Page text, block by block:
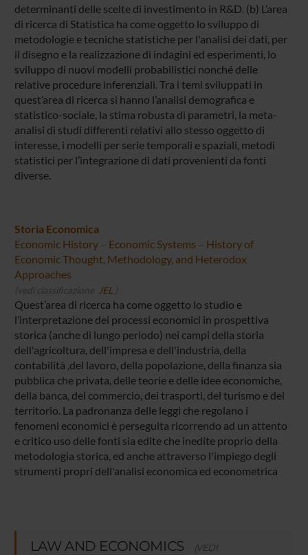
determinanti delle scelte di investimento in R&D. (b) L’area
di ricerca di Statistica ha come oggetto lo sviluppo di
metodologie e tecniche statistiche per l'analisi dei dati, per
il disegno e la realizzazione di indagini ed esperimenti, lo
sviluppo di nuovi modelli probabilistici nonché delle
relative procedure inferenziali. Tra i temi sviluppati in
quest’area di ricerca si hanno l’analisi demografica e
statistico-sociale, la stima robusta di parametri, la meta-
analisi di studi differenti relativi allo stesso oggetto di
interesse, i modelli per serie temporali e spaziali, metodi
statistici per l’integrazione di dati provenienti da fonti
diverse.
Storia Economica
Economic History – Economic Systems – History of
Economic Thought, Methodology, and Heterodox
Approaches
(vedi classificazione JEL
Quest’area di ricerca ha come oggetto lo studio e
l’interpretazione dei processi economici in prospettiva
storica (anche di lungo periodo) nei campi della storia
dell'agricoltura, dell'impresa e dell'industria, della
contabilità ,del lavoro, della popolazione, della finanza sia
pubblica che privata, delle teorie e delle idee economiche,
della banca, del commercio, dei trasporti, del turismo e del
territorio. La padronanza delle leggi che regolano i
fenomeni economici è perseguita ricorrendo ad un attento
e critico uso delle fonti sia edite che inedite proprio della
metodologia storica, ed anche attraverso l'impiego degli
strumenti propri dell'analisi economica ed econometrica
LAW AND ECONOMICS
(VEDI